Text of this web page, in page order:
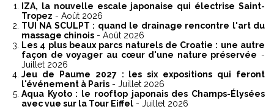
IZA, la nouvelle escale japonaise qui électrise Saint-
Tropez - Août 2026
TUI NA SCULPT : quand le drainage rencontre l'art du
massage chinois - Août 2026
Les 4 plus beaux parcs naturels de Croatie : une autre
façon de voyager au cœur d'une nature préservée -
Juillet 2026
Jeu de Paume 2027 : les six expositions qui feront
l'événement à Paris - Juillet 2026
Aqua Kyoto : le rooftop japonais des Champs-Élysées
avec vue sur la Tour Eiffel - Juillet 2026